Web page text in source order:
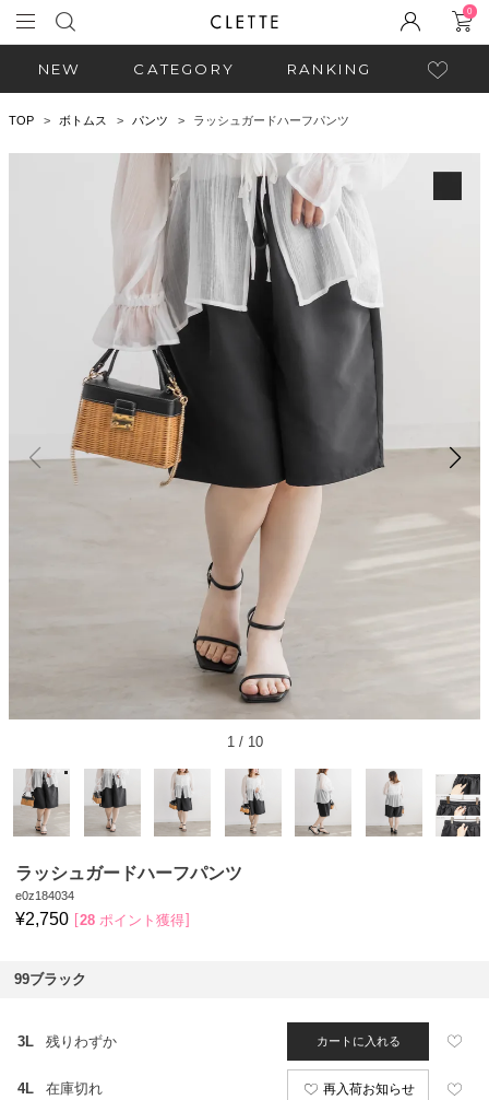
0
NEW CATEGORY RANKING
TOP ボトムス パンツ ラッシュガードハーフパンツ
1/ 10
ラッシュガードハーフパンツ
e0z184034
¥2,750 28 ポイント獲得
99ブラック
3L 残りわずか カートに入れる
4L 在庫切れ 再入荷お知らせ